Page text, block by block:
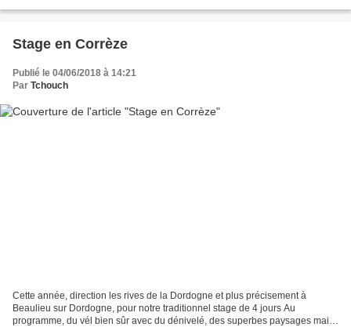
Stage en Corrèze
Publié le 04/06/2018 à 14:21
Par Tchouch
Cette année, direction les rives de la Dordogne et plus précisement à
Beaulieu sur Dordogne, pour notre traditionnel stage de 4 jours Au
programme, du vél bien sûr avec du dénivelé, des superbes paysages mais